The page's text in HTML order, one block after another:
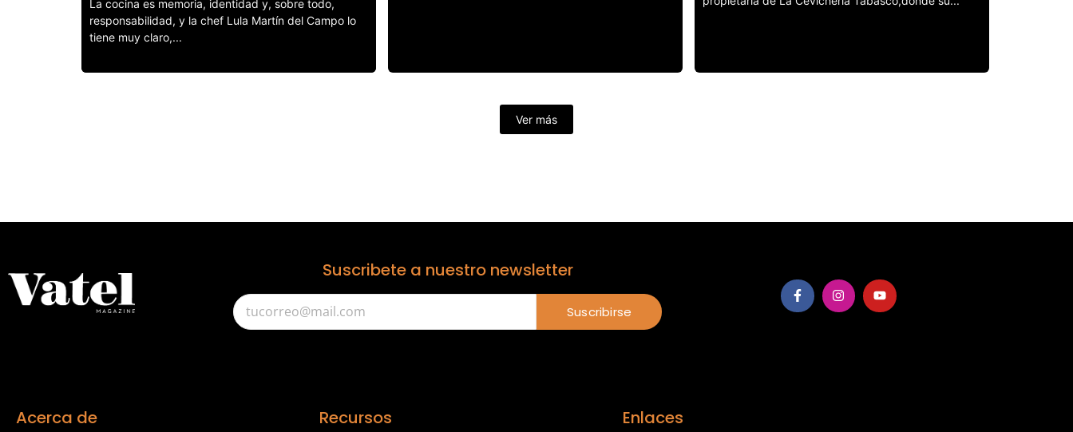
La cocina es memoria, identidad y, sobre todo,
responsabilidad, y la chef Lula Martín del Campo lo
tiene muy claro,...
Ver más
Suscribete a nuestro newsletter
Suscribirse
Acerca de Recursos Enlaces